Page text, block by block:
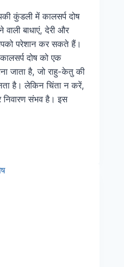
कुंडली में कालसर्प दोष
बाधाएं, देरी और
परेशान कर सकते हैं।
दोष को एक
जाता है, जो राहु-केतु की
है। लेकिन चिंता न करें,
संभव है। इस